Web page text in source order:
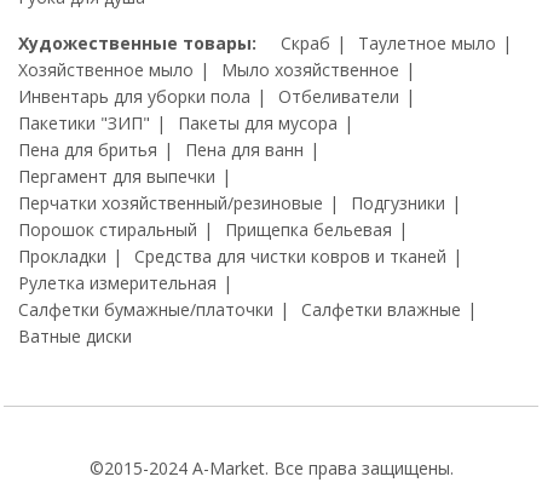
Художественные товары:
Скраб
Таулетное мыло
Хозяйственное мыло
Мыло хозяйственное
Инвентарь для уборки пола
Отбеливатели
Пакетики "ЗИП"
Пакеты для мусора
Пена для бритья
Пена для ванн
Пергамент для выпечки
Перчатки хозяйственный/резиновые
Подгузники
Порошок стиральный
Прищепка бельевая
Прокладки
Средства для чистки ковров и тканей
Рулетка измерительная
Салфетки бумажные/платочки
Салфетки влажные
Ватные диски
©2015-2024 A-Market. Все права защищены.